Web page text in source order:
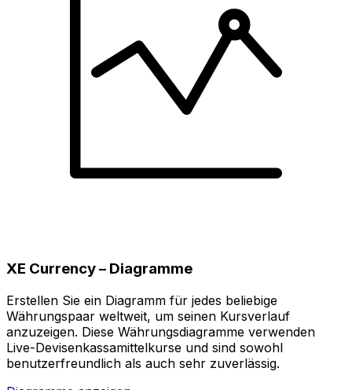
XE Currency – Diagramme
Erstellen Sie ein Diagramm für jedes beliebige
Währungspaar weltweit, um seinen Kursverlauf
anzuzeigen. Diese Währungsdiagramme verwenden
Live-Devisenkassamittelkurse und sind sowohl
benutzerfreundlich als auch sehr zuverlässig.